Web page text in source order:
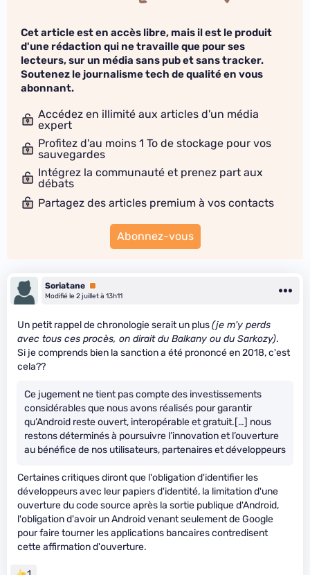
Cet article est en accès libre, mais il est le produit
d'une rédaction qui ne travaille que pour ses
lecteurs, sur un média sans pub et sans tracker.
Soutenez le journalisme tech de qualité en vous
abonnant.
Accédez en illimité aux articles d'un média
expert
Profitez d'au moins 1 To de stockage pour vos
sauvegardes
Intégrez la communauté et prenez part aux
débats
Partagez des articles premium à vos contacts
Abonnez-vous
Soriatane Premium
Modifié le 2 juillet à 13h11
Un petit rappel de chronologie serait un plus(je m'y perds
avec tous ces procès, on dirait du Balkany ou du Sarkozy).
Si je comprends bien la sanction a été prononcé en 2018, c'est
cela??
Ce jugement ne tient pas compte des investissements
considérables que nous avons réalisés pour garantir
qu’Android reste ouvert, interopérable et gratuit.[…] nous
restons déterminés à poursuivre l’innovation et l’ouverture
au bénéfice de nos utilisateurs, partenaires et développeurs
Certaines critiques diront que l'obligation d'identifier les
développeurs avec leur papiers d'identité, la limitation d'une
ouverture du code source après la sortie publique d'Android,
l'obligation d'avoir un Android venant seulement de Google
pour faire tourner les applications bancaires contredisent
cette affirmation d'ouverture.